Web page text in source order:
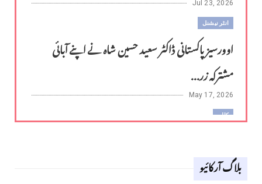
Jul 23, 2026
انٹر نیشنل
اوورسیز پاکستانی ڈاکٹر سعید حسین شاہ نے اپنے آبائی
مشترکہ زر...
May 17, 2026
کالم
Apr 18, 2026
بلاگ آرکائیو